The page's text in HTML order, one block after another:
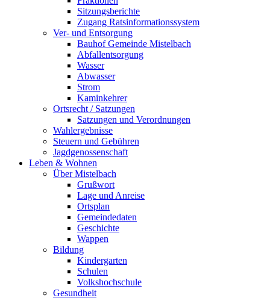
Sitzungsberichte
Zugang Ratsinformationssystem
Ver- und Entsorgung
Bauhof Gemeinde Mistelbach
Abfallentsorgung
Wasser
Abwasser
Strom
Kaminkehrer
Ortsrecht / Satzungen
Satzungen und Verordnungen
Wahlergebnisse
Steuern und Gebühren
Jagdgenossenschaft
Leben & Wohnen
Über Mistelbach
Grußwort
Lage und Anreise
Ortsplan
Gemeindedaten
Geschichte
Wappen
Bildung
Kindergarten
Schulen
Volkshochschule
Gesundheit